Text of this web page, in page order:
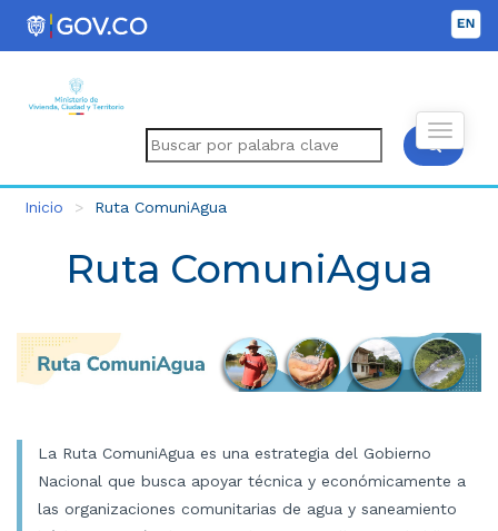
Inicio Ruta ComuniAgua
Ruta ComuniAgua
La Ruta ComuniAgua es una estrategia del Gobierno
Nacional que busca apoyar técnica y económicamente a
las organizaciones comunitarias de agua y saneamiento